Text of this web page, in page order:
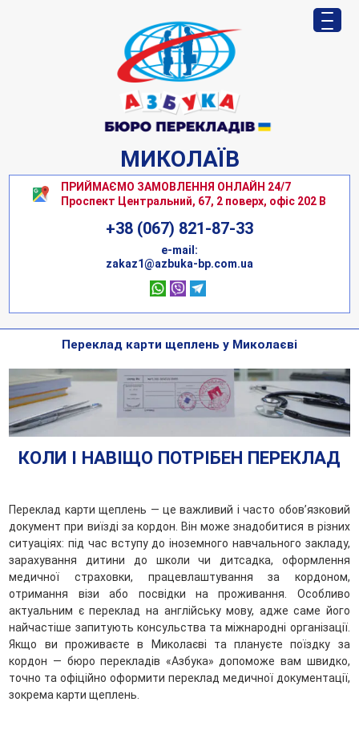
МИКОЛАЇВ
ПРИЙМАЄМО ЗАМОВЛЕННЯ ОНЛАЙН 24/7
Проспект Центральний, 67, 2 поверх, офіс 202 В
+38 (067) 821-87-33
е-mail:
zakaz1@azbuka-bp.com.ua
Переклад карти щеплень у Миколаєві
КОЛИ І НАВІЩО ПОТРІБЕН ПЕРЕКЛАД
Переклад карти щеплень — це важливий і часто обов’язковий
документ при виїзді за кордон. Він може знадобитися в різних
ситуаціях: під час вступу до іноземного навчального закладу,
зарахування дитини до школи чи дитсадка, оформлення
медичної страховки, працевлаштування за кордоном,
отримання візи або посвідки на проживання. Особливо
актуальним є переклад на англійську мову, адже саме його
найчастіше запитують консульства та міжнародні організації.
Якщо ви проживаєте в Миколаєві та плануєте поїздку за
кордон — бюро перекладів «Азбука» допоможе вам швидко,
точно та офіційно оформити переклад медичної документації,
зокрема карти щеплень.